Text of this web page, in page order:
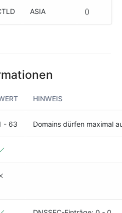
ASIA ()
HINWEIS
- 63 Domains dürfen maximal